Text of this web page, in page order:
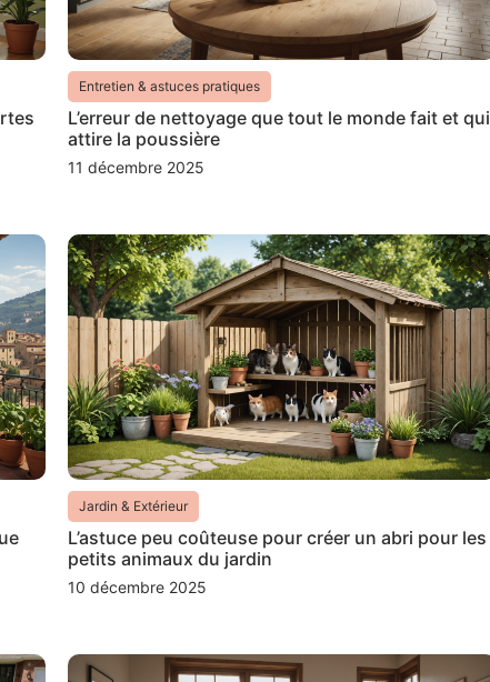
Entretien & astuces pratiques
L’erreur de nettoyage que tout le monde fait et qui
attire la poussière
11 décembre 2025
Jardin & Extérieur
L’astuce peu coûteuse pour créer un abri pour les
petits animaux du jardin
10 décembre 2025